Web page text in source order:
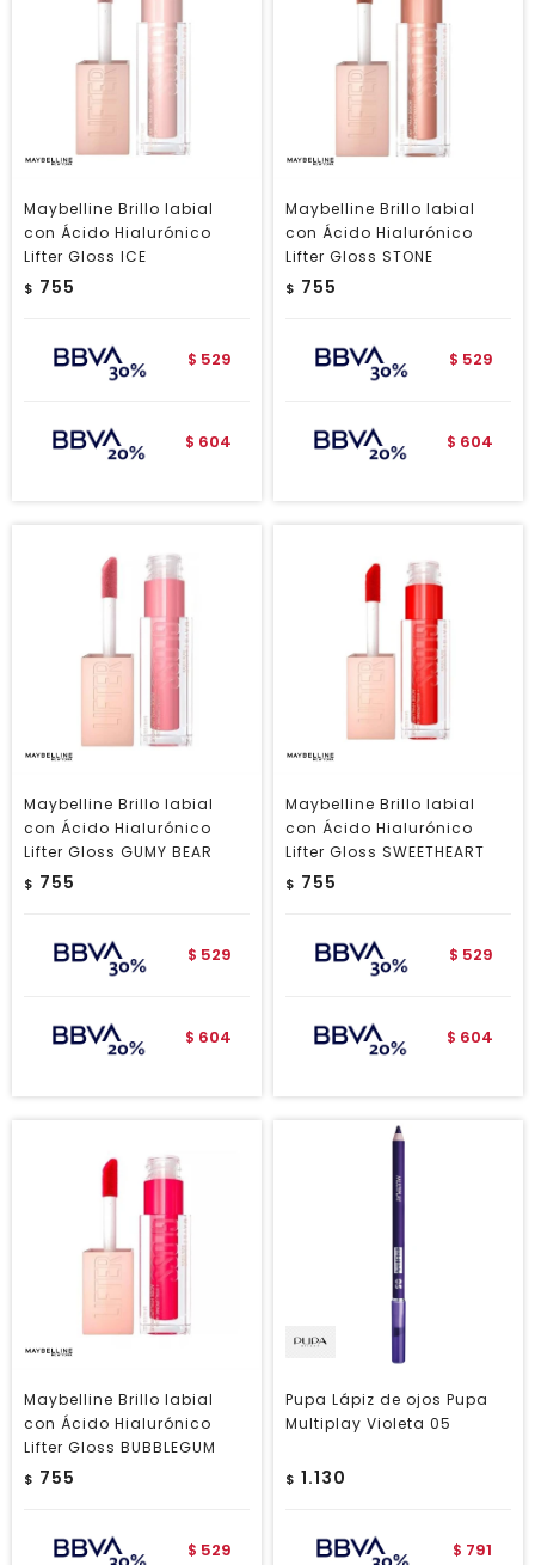
Maybelline Brillo labial
con Ácido Hialurónico
Lifter Gloss ICE
$ 755
$ 529
$ 604
Maybelline Brillo labial
con Ácido Hialurónico
Lifter Gloss STONE
$ 755
$ 529
$ 604
Maybelline Brillo labial
con Ácido Hialurónico
Lifter Gloss GUMY BEAR
$ 755
$ 529
$ 604
Maybelline Brillo labial
con Ácido Hialurónico
Lifter Gloss SWEETHEART
$ 755
$ 529
$ 604
Maybelline Brillo labial
con Ácido Hialurónico
Lifter Gloss BUBBLEGUM
$ 755
$ 529
Pupa Lápiz de ojos Pupa
Multiplay Violeta 05
$ 1.130
$ 791